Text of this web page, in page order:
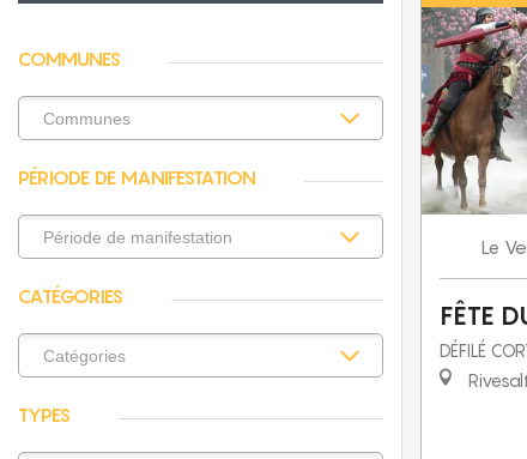
COMMUNES
PÉRIODE DE MANIFESTATION
CATÉGORIES
TYPES
Le
FÊTE
DÉFILÉ